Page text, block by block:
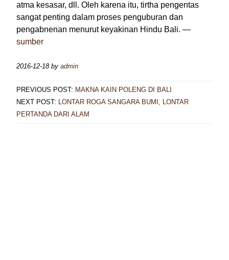
atma kesasar, dll. Oleh karena itu, tirtha pengentas
sangat penting dalam proses penguburan dan
pengabnenan menurut keyakinan Hindu Bali. —
sumber
2016-12-18by admin
PREVIOUS POST: MAKNA KAIN POLENG DI BALI
NEXT POST: LONTAR ROGA SANGARA BUMI, LONTAR
PERTANDA DARI ALAM